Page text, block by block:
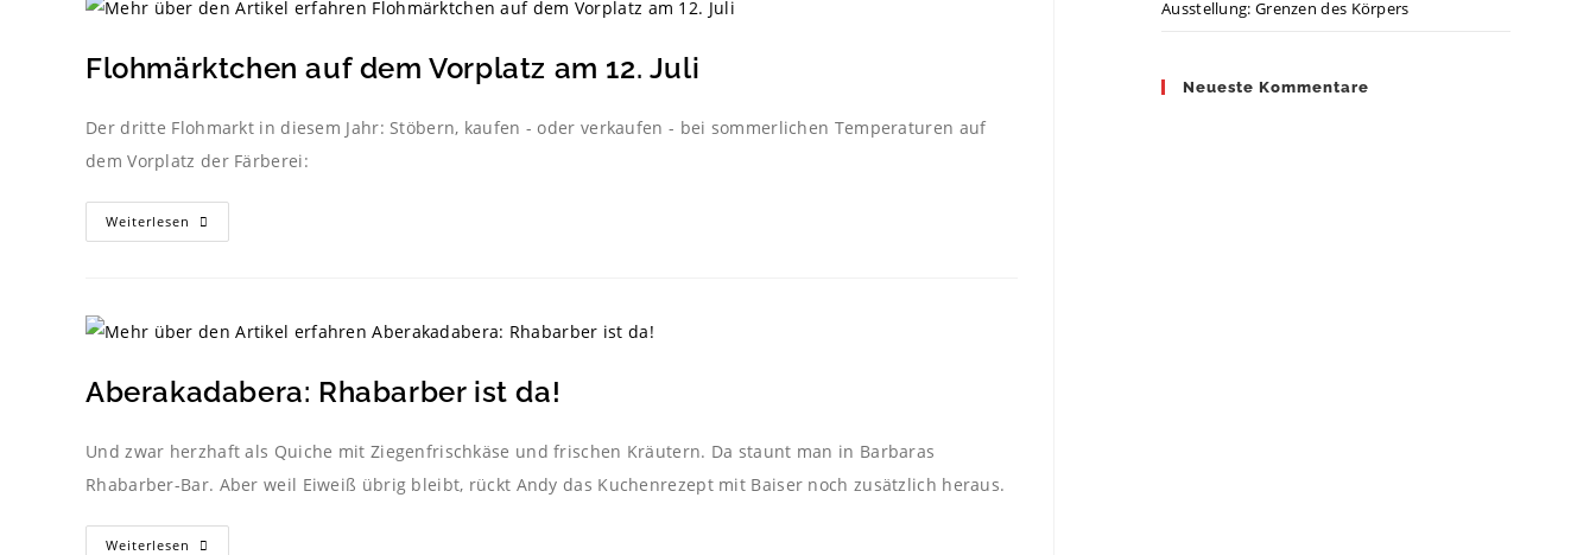
Flohmärktchen auf dem Vorplatz am 12. Juli
Der dritte Flohmarkt in diesem Jahr: Stöbern, kaufen - oder verkaufen - bei sommerlichen Temperaturen auf
dem Vorplatz der Färberei:
Weiterlesen
Aberakadabera: Rhabarber ist da!
Und zwar herzhaft als Quiche mit Ziegenfrischkäse und frischen Kräutern. Da staunt man in Barbaras
Rhabarber-Bar. Aber weil Eiweiß übrig bleibt, rückt Andy das Kuchenrezept mit Baiser noch zusätzlich heraus.
Weiterlesen
Ausstellung: Grenzen des Körpers
Neueste Kommentare